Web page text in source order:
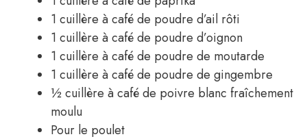
1 cuillère à café de poudre d’ail rôti
1 cuillère à café de poudre d’oignon
1 cuillère à café de poudre de moutarde
1 cuillère à café de poudre de gingembre
½ cuillère à café de poivre blanc fraîchement
moulu
Pour le poulet